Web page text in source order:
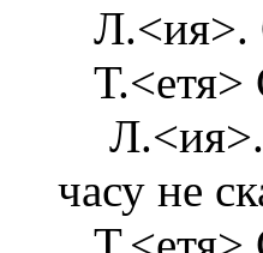
Л.<ия>.
Т.<етя>
Л.<ия>.
часу не